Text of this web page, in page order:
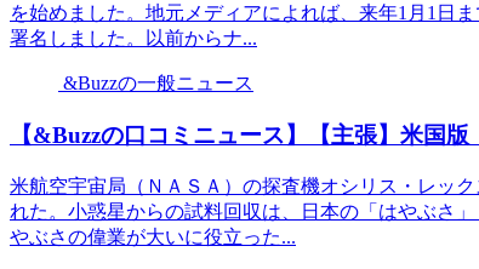
を始めました。地元メディアによれば、来年1月1日
署名しました。以前からナ...
&Buzzの一般ニュース
【&Buzzの口コミニュース】【主張】米国
米航空宇宙局（ＮＡＳＡ）の探査機オシリス・レッ
れた。小惑星からの試料回収は、日本の「はやぶさ
やぶさの偉業が大いに役立った...